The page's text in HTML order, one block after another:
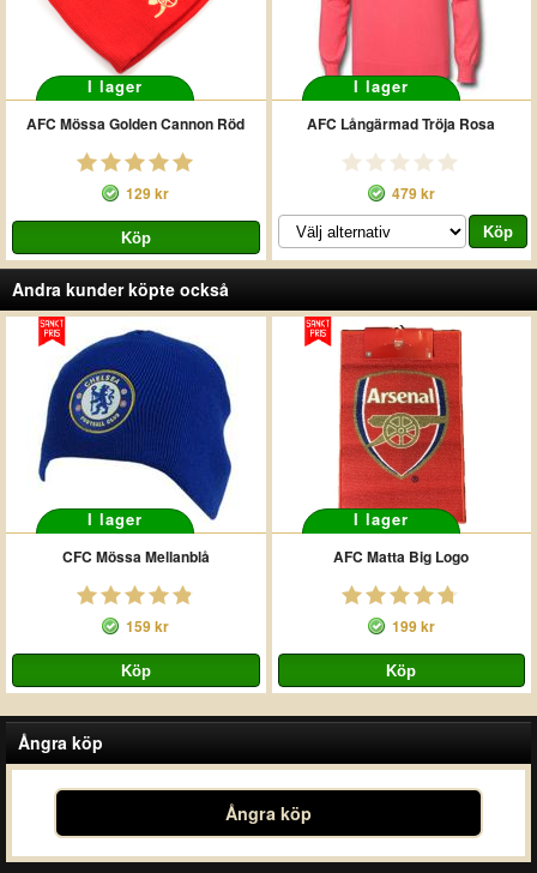
I lager
AFC Mössa Golden Cannon Röd
129 kr
I lager
AFC Långärmad Tröja Rosa
479 kr
Andra kunder köpte också
I lager
CFC Mössa Mellanblå
159 kr
I lager
AFC Matta Big Logo
199 kr
Ångra köp
Ångra köp